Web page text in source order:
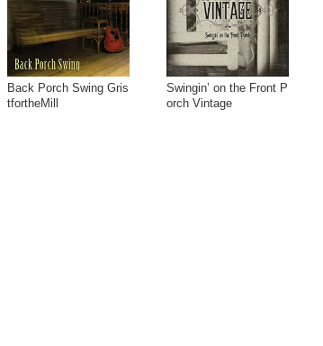
Back Porch Swing Gris
tfortheMill
Swingin’ on the Front P
orch Vintage